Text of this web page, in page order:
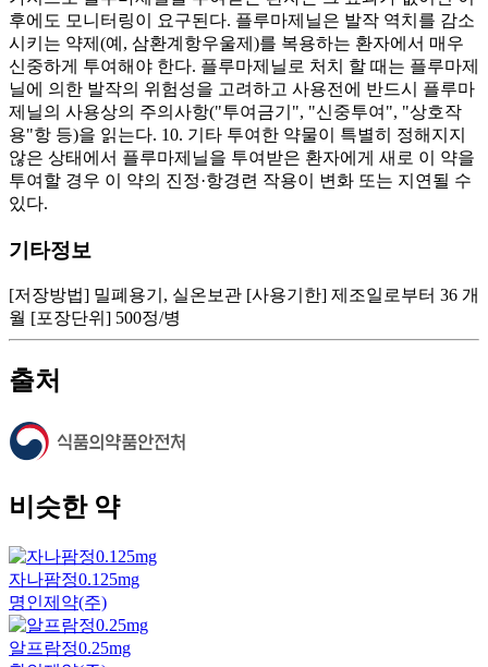
후에도 모니터링이 요구된다. 플루마제닐은 발작 역치를 감소
시키는 약제(예, 삼환계항우울제)를 복용하는 환자에서 매우
신중하게 투여해야 한다. 플루마제닐로 처치 할 때는 플루마제
닐에 의한 발작의 위험성을 고려하고 사용전에 반드시 플루마
제닐의 사용상의 주의사항("투여금기", "신중투여", "상호작
용"항 등)을 읽는다. 10. 기타 투여한 약물이 특별히 정해지지
않은 상태에서 플루마제닐을 투여받은 환자에게 새로 이 약을
투여할 경우 이 약의 진정·항경련 작용이 변화 또는 지연될 수
있다.
기타정보
[저장방법] 밀폐용기, 실온보관 [사용기한] 제조일로부터 36 개
월 [포장단위] 500정/병
출처
비슷한 약
자나팜정0.125mg
명인제약(주)
알프람정0.25mg